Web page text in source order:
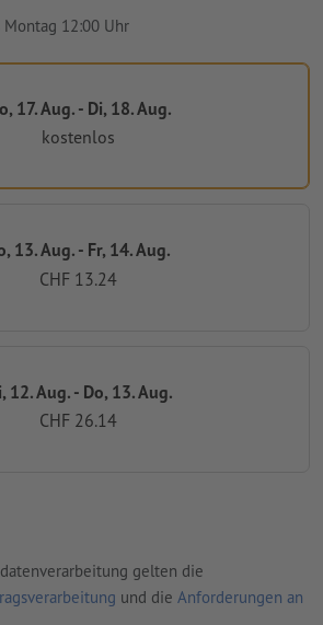
12:00 Uhr
17. Aug. - Di, 18. Aug.
kostenlos
13. Aug. - Fr, 14. Aug.
CHF 13.24
12. Aug. - Do, 13. Aug.
CHF 26.14
gelten die
und die Anforderungen an